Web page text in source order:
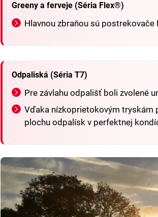
Greeny a ferveje (Séria Flex®)
Hlavnou zbraňou sú
Odpaliská (Séria T7)
Pre závlahu odpališť boli zvolené
Vďaka nízkoprietokovým tryskám
plochu odpalísk v perfektnej